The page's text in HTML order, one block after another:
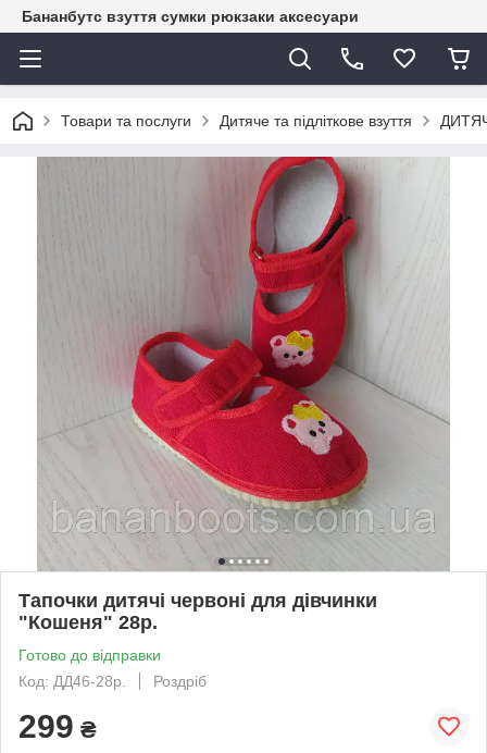
Бананбутс взуття сумки рюкзаки аксесуари
Товари та послуги Дитяче та підліткове взуття
Тапочки дитячі червоні для дівчинки
"Кошеня" 28р.
Готово до відправки
Код: ДД46-28р.
Роздріб
299 ₴